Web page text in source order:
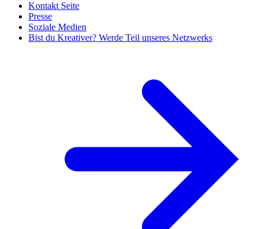
Kontakt Seite
Presse
Soziale Medien
Bist du Kreativer? Werde Teil unseres Netzwerks